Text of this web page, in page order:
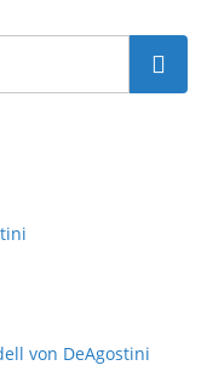
Suchen
von DeAgostini